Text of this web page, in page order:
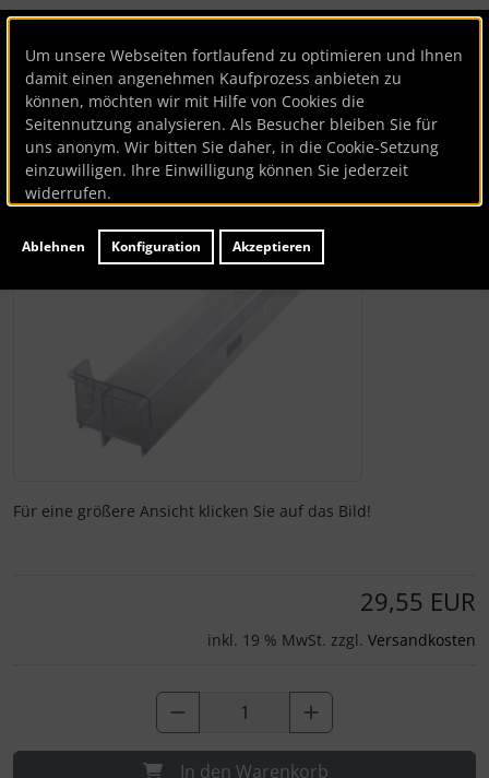
Türfach
Türfach
Artikelnummer BK82323
Lieferzeit: ca. 7 Werktage
Wenn mehr als ein Produktbild existiert, können Sie die
Für eine größere Ansicht klicken Sie auf das Bild!
29,55 EUR
inkl. 19 % MwSt. zzgl. Versandkosten
In den Warenkorb
Um unsere Webseiten fortlaufend zu optimieren und Ihnen
damit einen angenehmen Kaufprozess anbieten zu
können, möchten wir mit Hilfe von Cookies die
Seitennutzung analysieren. Als Besucher bleiben Sie für
uns anonym. Wir bitten Sie daher, in die Cookie-Setzung
einzuwilligen. Ihre Einwilligung können Sie jederzeit
widerrufen.
Akzeptieren
Ablehnen Konfiguration